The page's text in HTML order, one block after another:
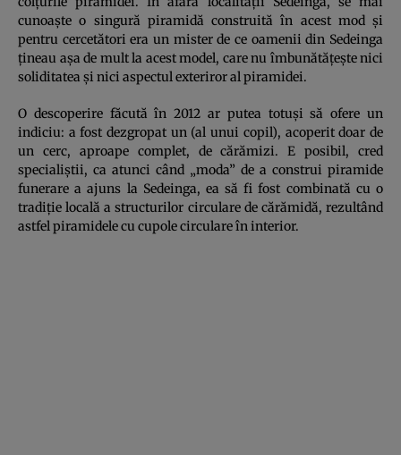
cunoaşte o singură piramidă construită în acest mod şi
pentru cercetători era un mister de ce oamenii din Sedeinga
ţineau aşa de mult la acest model, care nu îmbunătăţeşte nici
soliditatea şi nici aspectul exteriror al piramidei.
O descoperire făcută în 2012 ar putea totuşi să ofere un
indiciu: a fost dezgropat un (al unui copil), acoperit doar de
un cerc, aproape complet, de cărămizi. E posibil, cred
specialiştii, ca atunci când „moda” de a construi piramide
funerare a ajuns la Sedeinga, ea să fi fost combinată cu o
tradiţie locală a structurilor circulare de cărămidă, rezultând
astfel piramidele cu cupole circulare în interior.